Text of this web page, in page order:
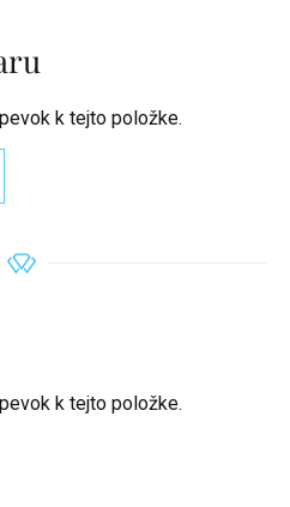
k tejto položke.
k tejto položke.